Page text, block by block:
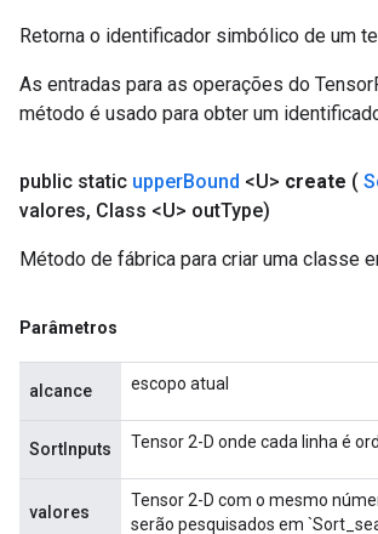
Retorna o identificador simbólico de um
As entradas para as operações do
método é usado para obter um
public static upperBound <U> create (
valores, Class <U> outType)
Método de fábrica para criar uma classe
Parâmetros
alcance escopo atual
SortInputs Tensor 2-D onde cada linha é
valores
Tensor 2-D com o mesmo
serão pesquisados ​​em